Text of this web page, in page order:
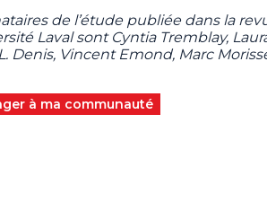
de l’étude publiée dans la
Laval sont Cyntia Tremblay,
Denis, Vincent Emond, Marc
à ma communauté